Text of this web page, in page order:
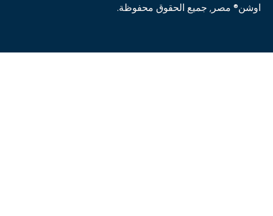
اوشن® مصر, جميع الحقوق محفوظة.